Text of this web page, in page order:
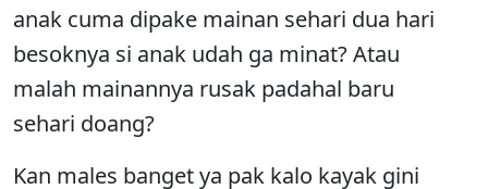
anak cuma dipake mainan sehari dua hari
besoknya si anak udah ga minat? Atau
malah mainannya rusak padahal baru
sehari doang?
Kan males banget ya pak kalo kayak gini